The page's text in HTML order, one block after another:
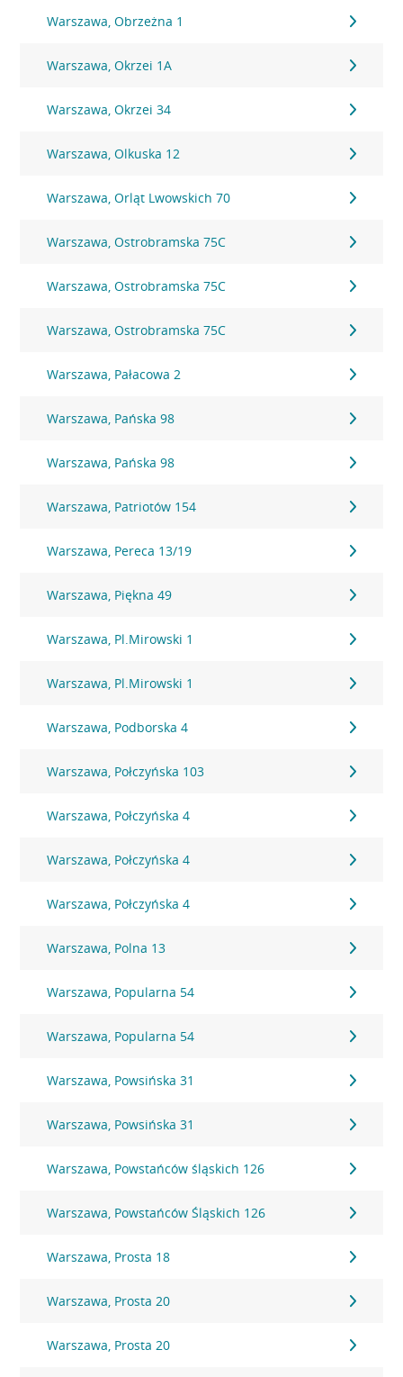
Warszawa, Obrzeżna 1
Warszawa, Okrzei 1A
Warszawa, Okrzei 34
Warszawa, Olkuska 12
Warszawa, Orląt Lwowskich 70
Warszawa, Ostrobramska 75C
Warszawa, Ostrobramska 75C
Warszawa, Ostrobramska 75C
Warszawa, Pałacowa 2
Warszawa, Pańska 98
Warszawa, Pańska 98
Warszawa, Patriotów 154
Warszawa, Pereca 13/19
Warszawa, Piękna 49
Warszawa, Pl.Mirowski 1
Warszawa, Pl.Mirowski 1
Warszawa, Podborska 4
Warszawa, Połczyńska 103
Warszawa, Połczyńska 4
Warszawa, Połczyńska 4
Warszawa, Połczyńska 4
Warszawa, Polna 13
Warszawa, Popularna 54
Warszawa, Popularna 54
Warszawa, Powsińska 31
Warszawa, Powsińska 31
Warszawa, Powstańców śląskich 126
Warszawa, Powstańców Śląskich 126
Warszawa, Prosta 18
Warszawa, Prosta 20
Warszawa, Prosta 20